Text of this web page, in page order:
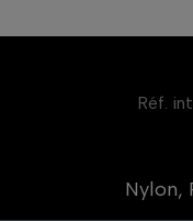
Réf.
Nylon,